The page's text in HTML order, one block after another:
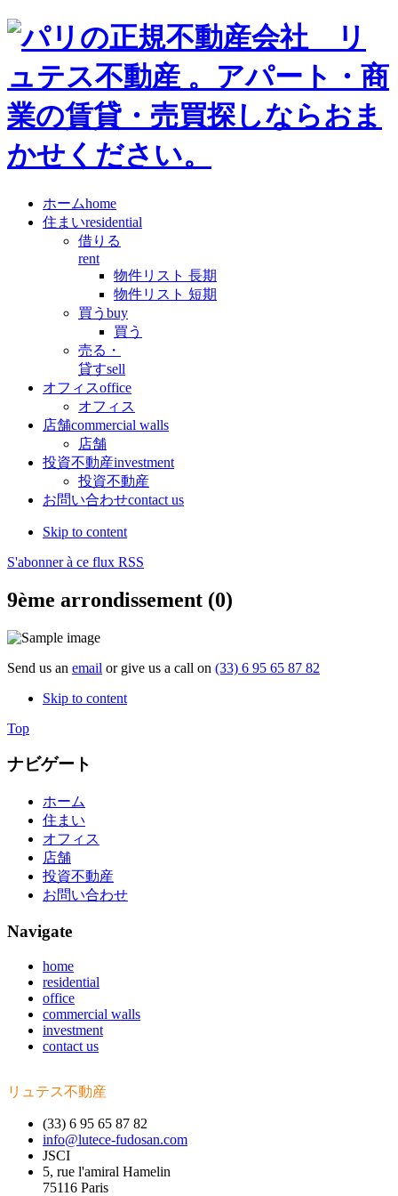
ホームhome
住まいresidential
借りる
rent
物件リスト 長期
物件リスト 短期
買う buy
買う
売る・
貸すsell
オフィスoffice
オフィス
店舗commercial walls
店舗
投資不動産investment
投資不動産
お問い合わせcontact us
Skip to content
S'abonner à ce flux RSS
9ème arrondissement (0)
Send us an email or give us a call on (33) 6 95 65 87 82
Skip to content
Top
ナビゲート
ホーム
住まい
オフィス
店舗
投資不動産
お問い合わせ
Navigate
home
residential
office
commercial walls
investment
contact us
リュテス不動産
(33) 6 95 65 87 82
info@lutece-fudosan.com
JSCI
5, rue l'amiral Hamelin
75116 Paris